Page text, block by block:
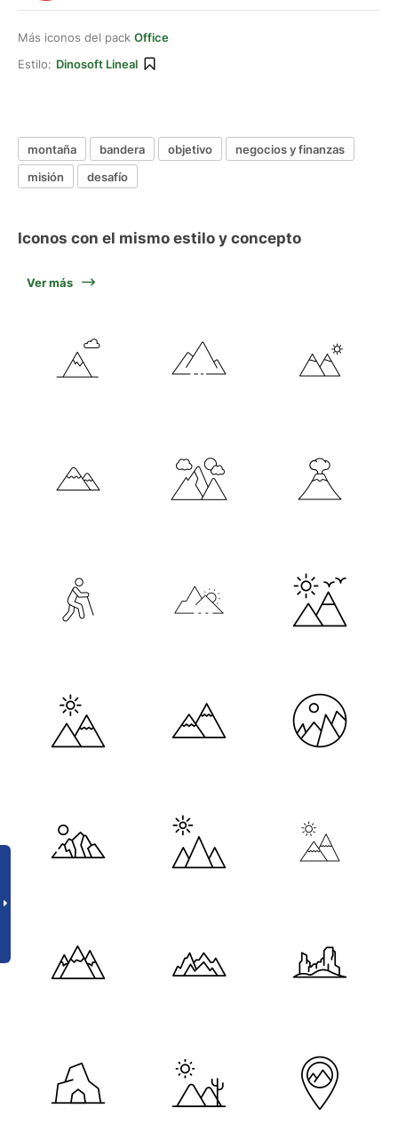
Más iconos del pack Office
Estilo: Dinosoft Lineal
montaña bandera objetivo
negocios y finanzas
misión
desafío
Iconos con el mismo estilo y concepto
Ver más